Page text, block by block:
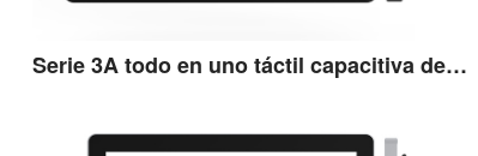
Serie 3A todo en uno táctil capacitiva de 13,3''